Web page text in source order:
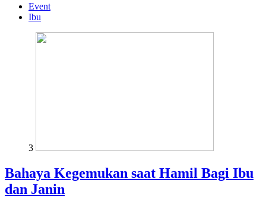
Event
Ibu
3
Bahaya Kegemukan saat Hamil Bagi Ibu
dan Janin